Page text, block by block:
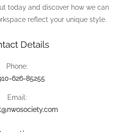
today and discover how we can
reflect your unique style.
Details
Phone:
626-85255
Email: